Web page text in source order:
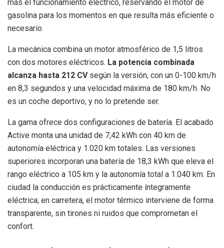
más el funcionamiento eléctrico, reservando el motor de
gasolina para los momentos en que resulta más eficiente o
necesario.
La mecánica combina un motor atmosférico de 1,5 litros
con dos motores eléctricos. La potencia combinada
alcanza hasta 212 CVsegún la versión, con un 0-100 km/h
en 8,3 segundos y una velocidad máxima de 180 km/h. No
es un coche deportivo, y no lo pretende ser.
La gama ofrece dos configuraciones de batería. El acabado
Active monta una unidad de 7,42 kWh con 40 km de
autonomía eléctrica y 1.020 km totales. Las versiones
superiores incorporan una batería de 18,3 kWh que eleva el
rango eléctrico a 105 km y la autonomía total a 1.040 km. En
ciudad la conducción es prácticamente íntegramente
eléctrica; en carretera, el motor térmico interviene de forma
transparente, sin tirones ni ruidos que comprometan el
confort.